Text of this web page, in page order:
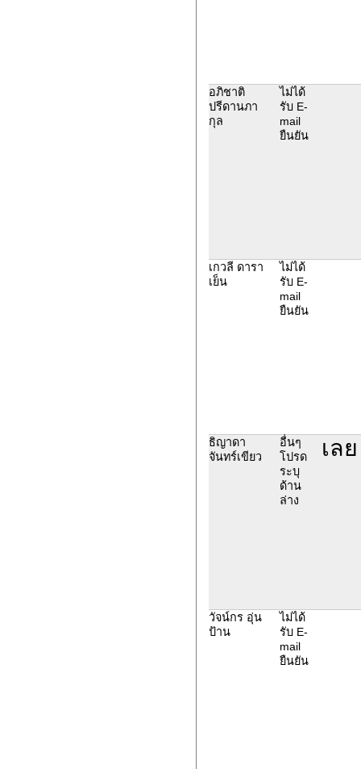
อภิชาติ
ปรีดานภา
กุล
ไม่ได้
รับ E-
mail
ยืนยัน
เกวลี ดารา
เย็น
ไม่ได้
รับ E-
mail
ยืนยัน
ธิญาดา
จันทร์เขียว
อื่นๆ
โปรด
ระบุ
ด้าน
ล่าง
เล
วัจน์กร อุ่น
ป้าน
ไม่ได้
รับ E-
mail
ยืนยัน